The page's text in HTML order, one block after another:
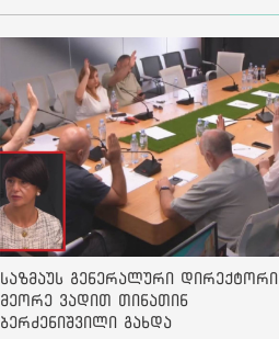
საზმაუს გენერალური დირექტორი
მეორე ვადით თინათინ
ბერძენიშვილი გახდა